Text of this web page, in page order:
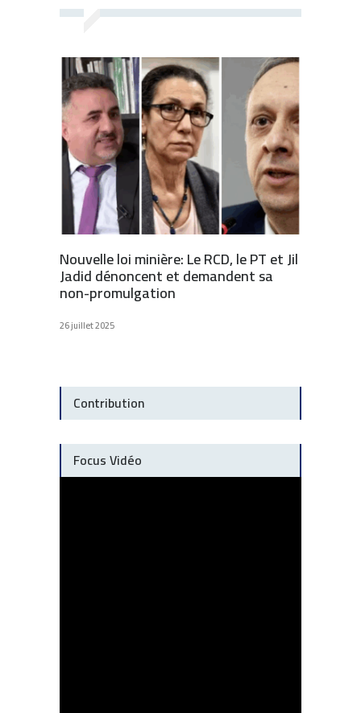
Nouvelle loi minière: Le RCD, le PT et Jil
Jadid dénoncent et demandent sa
non-promulgation
26 juillet 2025
Contribution
Focus Vidéo